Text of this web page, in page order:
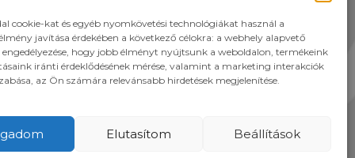
cookie-kat és egyéb nyomkövetési technológiákat használ a
javítása érdekében a következő célokra: a webhely alapvető
hogy jobb élményt nyújtsunk a weboldalon, termékeink
iránti érdeklődésének mérése, valamint a marketing interakciók
az Ön számára relevánsabb hirdetések megjelenítése.
Elutasítom Beállítások